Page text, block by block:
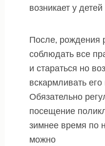
возникает у
После, рождения
соблюдать все
и стараться но
вскармливать его
Обязательно
посещение
зимнее время по
можно